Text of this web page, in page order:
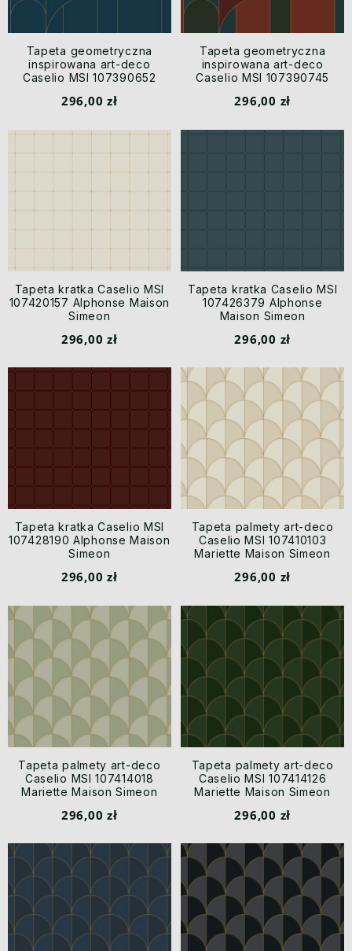
Tapeta geometryczna
inspirowana art-deco
Caselio MSI 107390652
296,00 zł
Tapeta geometryczna
inspirowana art-deco
Caselio MSI 107390745
296,00 zł
Tapeta kratka Caselio MSI
107420157 Alphonse Maison
Simeon
296,00 zł
Tapeta kratka Caselio MSI
107426379 Alphonse
Maison Simeon
296,00 zł
Tapeta kratka Caselio MSI
107428190 Alphonse Maison
Simeon
296,00 zł
Tapeta palmety art-deco
Caselio MSI 107410103
Mariette Maison Simeon
296,00 zł
Tapeta palmety art-deco
Caselio MSI 107414018
Mariette Maison Simeon
296,00 zł
Tapeta palmety art-deco
Caselio MSI 107414126
Mariette Maison Simeon
296,00 zł